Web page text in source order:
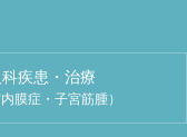
疾患・治療
内膜症・子宮筋腫）